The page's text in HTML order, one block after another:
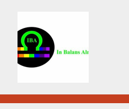
hoofdinhoud